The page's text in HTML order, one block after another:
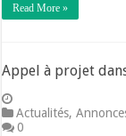
Read More »
Appel à projet
Actualités,
0